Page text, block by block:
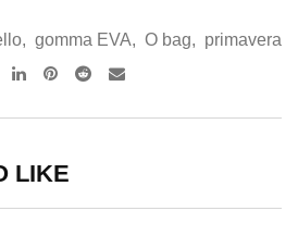
, gomma EVA, O bag, primavera
Pinterest
RedditShare
LIKE